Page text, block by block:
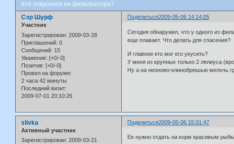
Кто покусился на фильтратора?
Поделиться2009-05-06 14:14:05
Сэр Шурф
Участник
Зарегистрирован: 2009-03-28
Приглашений: 0
Сообщений: 15
Уважение: [+0/-0]
Позитив: [+0/-0]
Провел на форуме:
2 часа 42 минуты
Последний визит:
2009-07-01 20:10:26
Сегодня обнаружил, что у одного из
еще плавает. Что делать для спасения?
И главное кто мог его укусить?
У меня из крупных только 2 лялиуса
Ну а на неоново-клинобрюшью мелочь
Поделиться2009-05-06 15:01:47
slivka
Активный участник
Зарегистрирован: 2009-03-21
Ее нужно отдать на корм красивым